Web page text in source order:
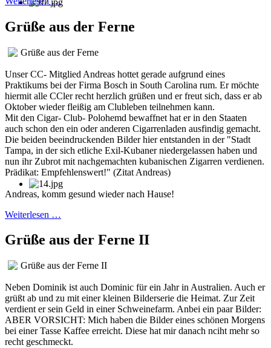
Grüße aus der Ferne
Grüße aus der Ferne
Unser CC- Mitglied Andreas hottet gerade aufgrund eines
Praktikums bei der Firma Bosch in South Carolina rum. Er möchte
hiermit alle CCler recht herzlich grüßen und er freut sich, dass er ab
Oktober wieder fleißig am Clubleben teilnehmen kann.
Mit den Cigar- Club- Polohemd bewaffnet hat er in den Staaten
auch schon den ein oder anderen Cigarrenladen ausfindig gemacht.
Die beiden beeindruckenden Bilder hier entstanden in der "Stadt
Tampa, in der sich etliche Exil-Kubaner niedergelassen haben und
nun ihr Zubrot mit nachgemachten kubanischen Zigarren verdienen.
Prädikat: Empfehlenswert!" (Zitat Andreas)
Andreas, komm gesund wieder nach Hause!
Weiterlesen …
Grüße aus der Ferne II
Grüße aus der Ferne II
Neben Dominik ist auch Dominic für ein Jahr in Australien. Auch er
grüßt ab und zu mit einer kleinen Bilderserie die Heimat. Zur Zeit
verdient er sein Geld in einer Schweinefarm. Anbei ein paar Bilder:
ABER VORSICHT: Mich haben die Bilder eines schönen Morgens
bei einer Tasse Kaffee erreicht. Diese hat mir danach nciht mehr so
recht geschmeckt.